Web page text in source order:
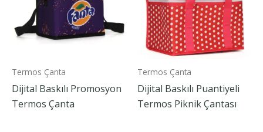
Termos Çanta
Dijital Baskılı Promosyon
Termos Çanta
Termos Çanta
Dijital Baskılı Puantiyeli
Termos Piknik Çantası